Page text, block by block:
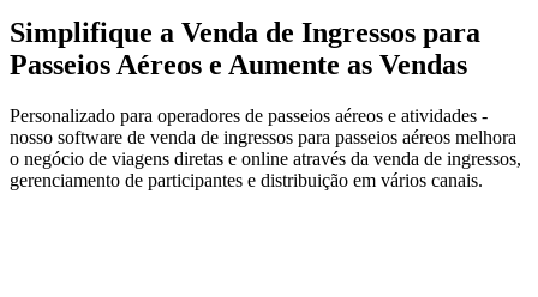
Simplifique a Venda de Ingressos para
Passeios Aéreos e Aumente as Vendas
Personalizado para operadores de passeios aéreos e atividades -
nosso software de venda de ingressos para passeios aéreos melhora
o negócio de viagens diretas e online através da venda de ingressos,
gerenciamento de participantes e distribuição em vários canais.